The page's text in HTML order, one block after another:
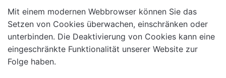
Mit einem modernen Webbrowser können Sie das
Setzen von Cookies überwachen, einschränken oder
unterbinden. Die Deaktivierung von Cookies kann eine
eingeschränkte Funktionalität unserer Website zur
Folge haben.